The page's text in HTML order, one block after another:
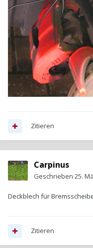
Zitieren
Carpinus
Geschrieben 25.
Deckblech für
Zitieren